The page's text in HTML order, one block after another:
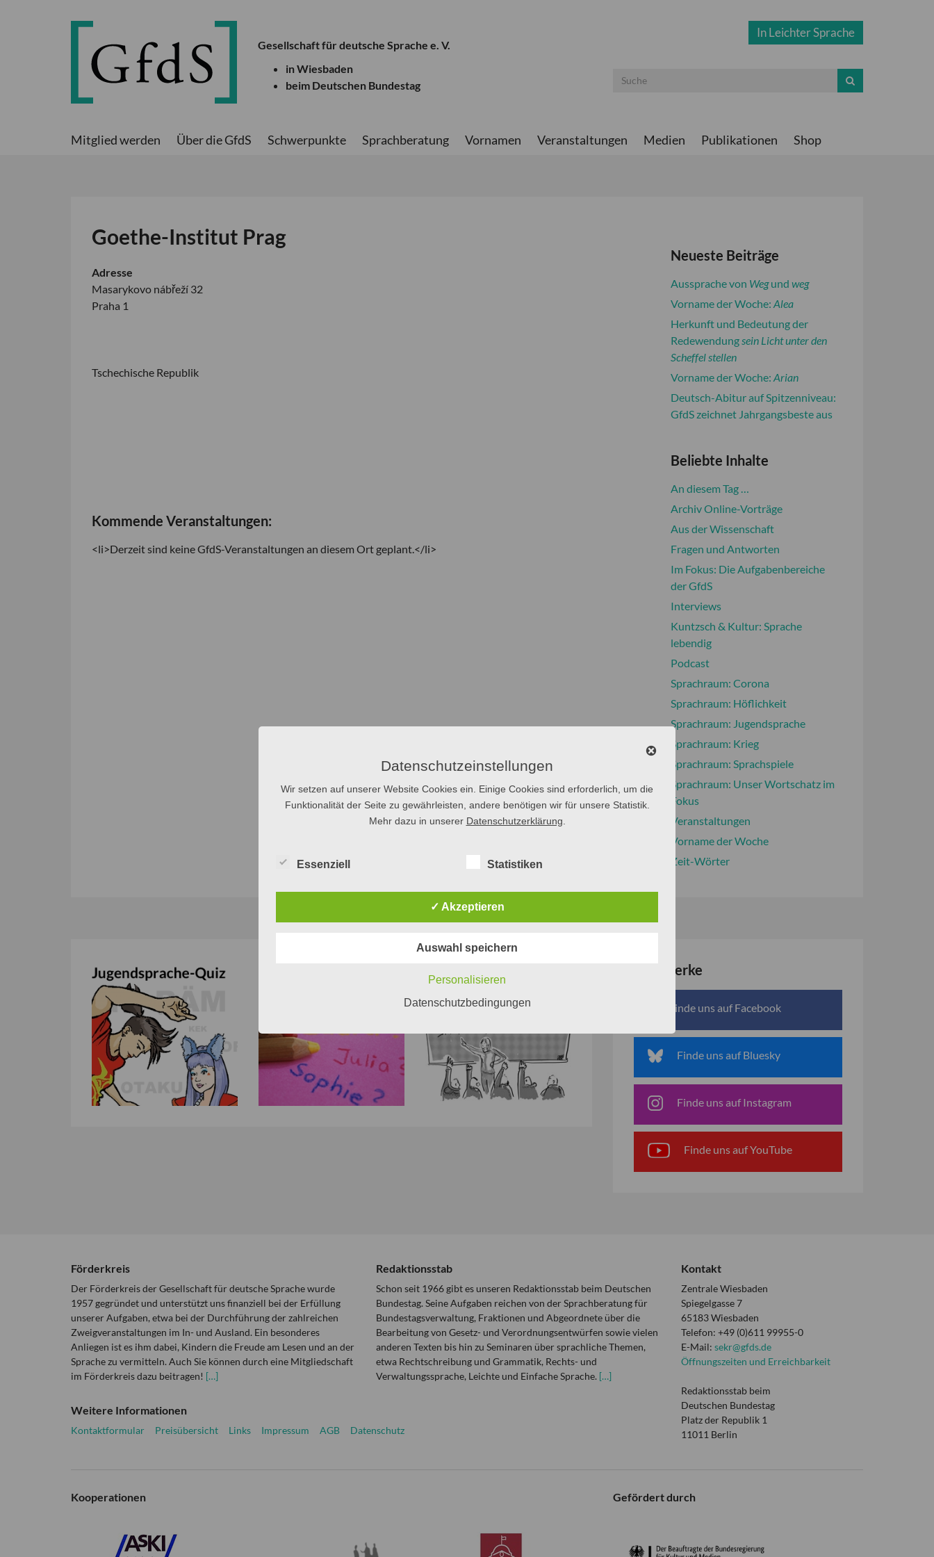
Gesellschaft für deutsche Sprache e. V.
in Wiesbaden
beim Deutschen Bundestag
In Leichter Sprache
Mitglied werden Über die GfdS Schwerpunkte Sprachberatung Vornamen Veranstaltungen Medien Publikationen Shop
Goethe-Institut Prag
Institut
Masarykovo
nábřeží
Veranstaltungen
page
Google
Maps
Do you
Adresse
Masarykovo nábřeží 32
Praha 1
Tschechische Republik
Kommende Veranstaltungen:
<li>Derzeit sind keine GfdS-Veranstaltungen an diesem Ort geplant.</li>
Neueste Beiträge
Aussprache von Wegund weg
Vorname der Woche: Alea
Herkunft und Bedeutung der
Redewendungsein Licht unter den
Scheffel stellen
Vorname der Woche: Arian
Deutsch-Abitur auf Spitzenniveau:
GfdS zeichnet Jahrgangsbeste aus
Beliebte Inhalte
An diesem Tag …
Archiv Online-Vorträge
Aus der Wissenschaft
Fragen und Antworten
Im Fokus: Die Aufgabenbereiche
der GfdS
Interviews
Kuntzsch & Kultur: Sprache
lebendig
Podcast
Sprachraum: Corona
Sprachraum: Höflichkeit
Sprachraum: Jugendsprache
Sprachraum: Krieg
Sprachraum: Sprachspiele
Sprachraum: Unser Wortschatz im
Fokus
Veranstaltungen
Vorname der Woche
Zeit-Wörter
Netzwerke
Finde uns auf Facebook
Finde uns auf Bluesky
Finde uns auf Instagram
Finde uns auf YouTube
Förderkreis
Der Förderkreis der Gesellschaft für deutsche Sprache wurde
1957 gegründet und unterstützt uns finanziell bei der Erfüllung
unserer Aufgaben, etwa bei der Durchführung der zahlreichen
Zweigveranstaltungen im In- und Ausland. Ein besonderes
Anliegen ist es ihm dabei, Kindern die Freude am Lesen und an der
Sprache zu vermitteln. Auch Sie können durch eine Mitgliedschaft
im Förderkreis dazu beitragen! […]
Redaktionsstab
Schon seit 1966 gibt es unseren Redaktionsstab beim Deutschen
Bundestag. Seine Aufgaben reichen von der Sprachberatung für
Bundestagsverwaltung, Fraktionen und Abgeordnete über die
Bearbeitung von Gesetz- und Verordnungsentwürfen sowie vielen
anderen Texten bis hin zu Seminaren über sprachliche Themen,
etwa Rechtschreibung und Grammatik, Rechts- und
Verwaltungssprache, Leichte und Einfache Sprache. […]
Weitere Informationen
Kontaktformular Preisübersicht Links Impressum AGB Datenschutz
Kontakt
Zentrale Wiesbaden
Spiegelgasse 7
65183 Wiesbaden
Telefon: +49 (0)611 99955-0
E-Mail: sekr@gfds.de
Öffnungszeiten und Erreichbarkeit
Redaktionsstab beim
Deutschen Bundestag
Platz der Republik 1
11011 Berlin
Kooperationen Gefördert durch
Datenschutzeinstellungen
Wir setzen auf unserer Website Cookies ein. Einige Cookies sind erforderlich, um die
Funktionalität der Seite zu gewährleisten, andere benötigen wir für unsere Statistik.
Mehr dazu in unserer Datenschutzerklärung
Essenziell Statistiken
✓ Akzeptieren
Auswahl speichern
Personalisieren
Datenschutzbedingungen